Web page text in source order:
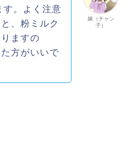
嫁（チャン
子）
す。よく注意
、粉ミルク
ますの
方がいいで